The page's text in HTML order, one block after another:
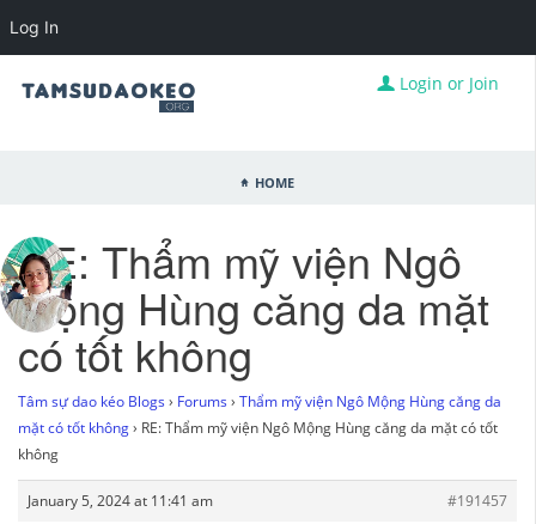
Login or Join
Home
RE: Thẩm mỹ viện Ngô
Mộng Hùng căng da mặt
có tốt không
Tâm sự dao kéo Blogs › Forums › Thẩm mỹ viện Ngô Mộng Hùng căng da
mặt có tốt không› RE: Thẩm mỹ viện Ngô Mộng Hùng căng da mặt có tốt
không
January 5, 2024 at 11:41 am
#191457
Log In